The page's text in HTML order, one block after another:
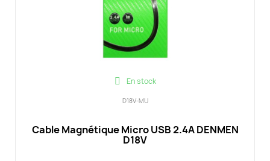
En stock
D18V-MU
Cable Magnétique Micro USB 2.4A DENMEN
D18V